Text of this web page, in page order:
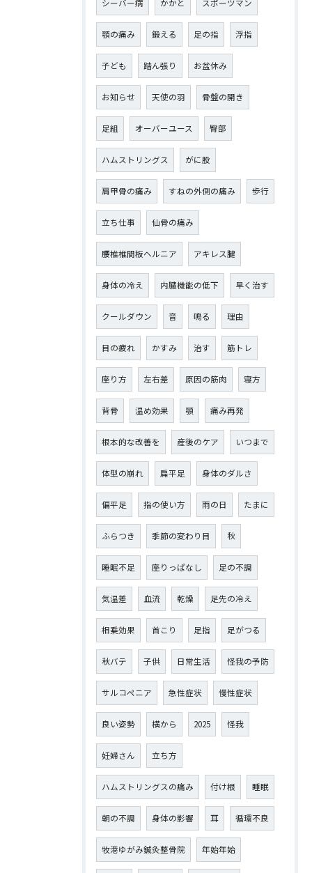
シーバー病 かかと スポーツマン
顎の痛み 鍛える 足の指 浮指
子ども 踏ん張り お盆休み
お知らせ 天使の羽 骨盤の開き
足組 オーバーユース 臀部
ハムストリングス がに股
肩甲骨の痛み すねの外側の痛み 歩行
立ち仕事 仙骨の痛み
腰椎椎間板ヘルニア アキレス腱
身体の冷え 内臓機能の低下 早く治す
クールダウン 音 鳴る 理由
目の疲れ かすみ 治す 筋トレ
座り方 左右差 原因の筋肉 寝方
背骨 温め効果 顎 痛み再発
根本的な改善を 産後のケア いつまで
体型の崩れ 扁平足 身体のダルさ
偏平足 指の使い方 雨の日 たまに
ふらつき 季節の変わり目 秋
睡眠不足 座りっぱなし 足の不調
気温差 血流 乾燥 足先の冷え
相乗効果 首こり 足指 足がつる
秋バテ 子供 日常生活 怪我の予防
サルコペニア 急性症状 慢性症状
良い姿勢 横から 2025 怪我
妊婦さん 立ち方
ハムストリングスの痛み 付け根 睡眠
朝の不調 身体の影響 耳 循環不良
牧港ゆがみ鍼灸整骨院 年始年始